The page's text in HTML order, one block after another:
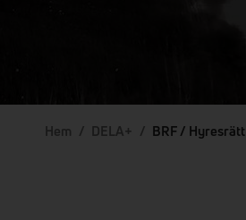
Hem / DELA+ / BRF / Hyresrätt